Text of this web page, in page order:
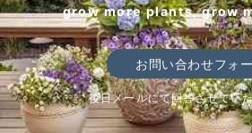
grow more plants, grow
お問い合わせフォ
後日メールにて回答させてい